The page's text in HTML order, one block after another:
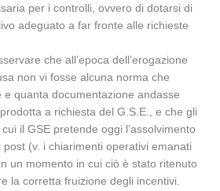
per i controlli, ovvero di dotarsi di
adeguato a far fronte alle richieste
che all’epoca dell’erogazione
non vi fosse alcuna norma che
e quanta documentazione andasse
a richiesta del G.S.E., e che gli
il GSE pretende oggi l’assolvimento
(v. i chiarimenti operativi emanati
un momento in cui ciò è stato ritenuto
la corretta fruizione degli incentivi.